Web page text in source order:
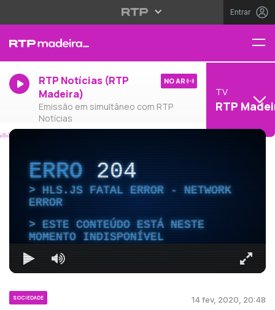
Entrar
RTP Notícias (RTP
Madeira)
Emissão em simultâneo com RTP
Notícias
NO AR
TV
RTP
ERRO204
HLS.JS FATAL ERROR - NETWORK
ERROR
ESTE CONTEÚDO ESTÁ NESTE
MOMENTO INDISPONÍVEL
SOCIEDADE 14 fev, 2020, 20:48